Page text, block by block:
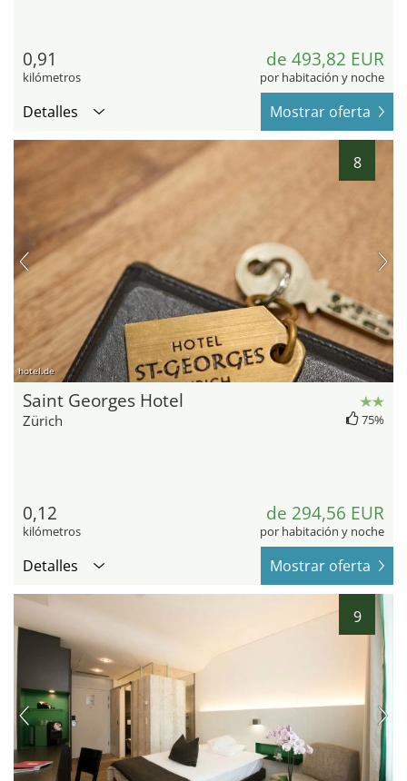
0,91
kilómetros
de 493,82 EUR
por habitación y noche
Detalles Mostrar oferta
8
hotel.de
Saint Georges Hotel
Zürich 75%
0,12
kilómetros
de 294,56 EUR
por habitación y noche
Detalles Mostrar oferta
9